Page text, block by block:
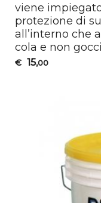
viene
protezione di
all’interno che
cola e non
€ 15,00